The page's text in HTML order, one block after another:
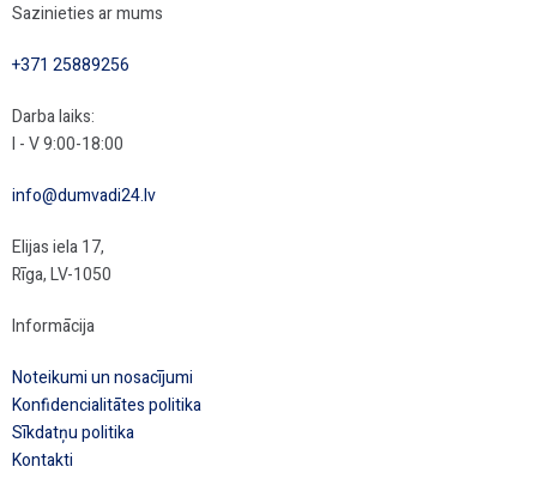
Sazinieties ar mums
+371 25889256
Darba laiks:
I - V 9:00-18:00
info@dumvadi24.lv
Elijas iela 17,
Rīga, LV-1050
Informācija
Noteikumi un nosacījumi
Konfidencialitātes politika
Sīkdatņu politika
Kontakti